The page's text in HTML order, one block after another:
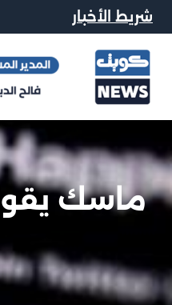
شريط الأخبار
ماسك